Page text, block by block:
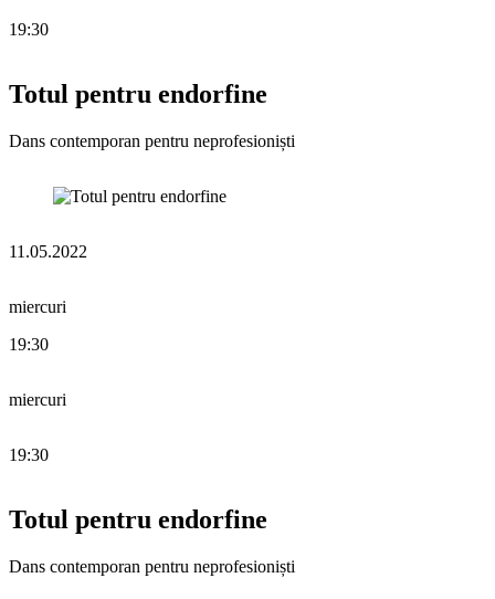
19:30
Totul pentru endorfine
Dans contemporan pentru neprofesioniști
11.05.2022
miercuri
19:30
miercuri
19:30
Totul pentru endorfine
Dans contemporan pentru neprofesioniști